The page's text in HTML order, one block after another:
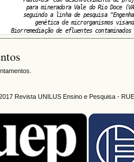
Revista UNILUS Ensino e Pesquisa -